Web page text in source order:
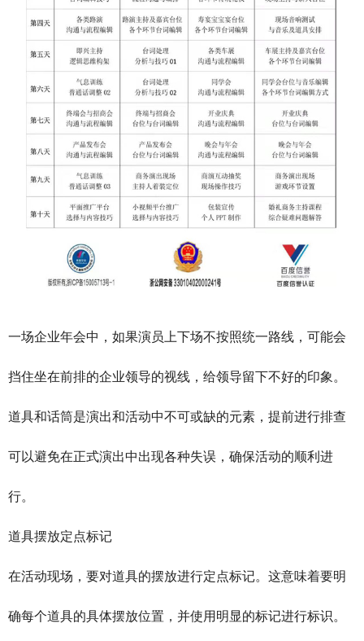
一场企业年会中，如果演员上下场不按照统一路线，可能会
挡住坐在前排的企业领导的视线，给领导留下不好的印象。
道具和话筒是演出和活动中不可或缺的元素，提前进行排查
可以避免在正式演出中出现各种失误，确保活动的顺利进
行。
道具摆放定点标记
在活动现场，要对道具的摆放进行定点标记。这意味着要明
确每个道具的具体摆放位置，并使用明显的标记进行标识。